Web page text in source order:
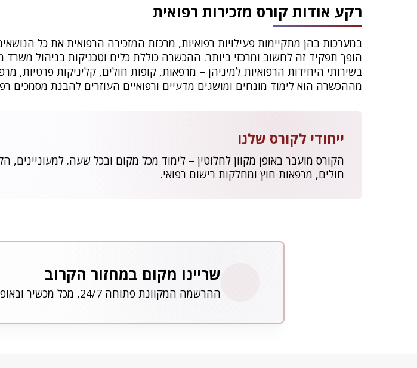
רקע אודות קורס מזכירות רפואית
במערכות בהן מתקיימות פעילויות רפואיות, מרכזת המזכירה הרפואית את כל
הופך תפקיד זה לחשוב ומרכזי ביותר. ההכשרה כוללת כלים וטכניקות בניהול
בשירותי היחידות הרפואיות למיניהן – מרפאות, קופות חולים, קליניקות פרטיות,
מההכשרה הוא לימוד מונחים ומושגים מדעיים ורפואיים העוזרים להבנת מסמכים
ייחודי לקורס שלנו
הקורס מועבר באופן מקוון לחלוטין – לימוד מכל מקום ובכל שעה.
חולים, מרפאות חוץ ומחלקות רישום רפואי.
שריינו מקום במחזור הקרוב
ההרשמה המקוונת פתוחה 24/7, מכל מכשיר ובאופן מאובטח.